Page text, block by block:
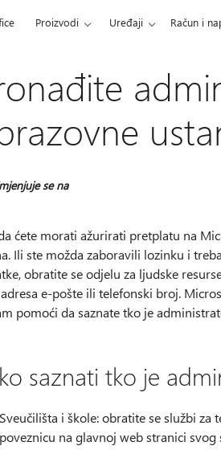
Proizvodi Uređaji Račun i
se na
ćete morati ažurirati pretplatu na
Ili ste možda zaboravili lozinku i
obratite se odjelu za ljudske
e-pošte ili telefonski broj.
pomoći da saznate tko je
saznati tko je
Sveučilišta i škole: obratite se službi
poveznicu na glavnoj web stranici svog